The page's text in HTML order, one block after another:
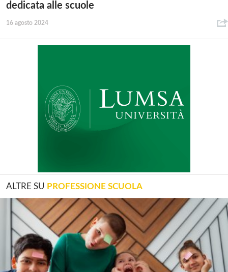
dedicata alle scuole
16 agosto 2024
ALTRE SU PROFESSIONE SCUOLA